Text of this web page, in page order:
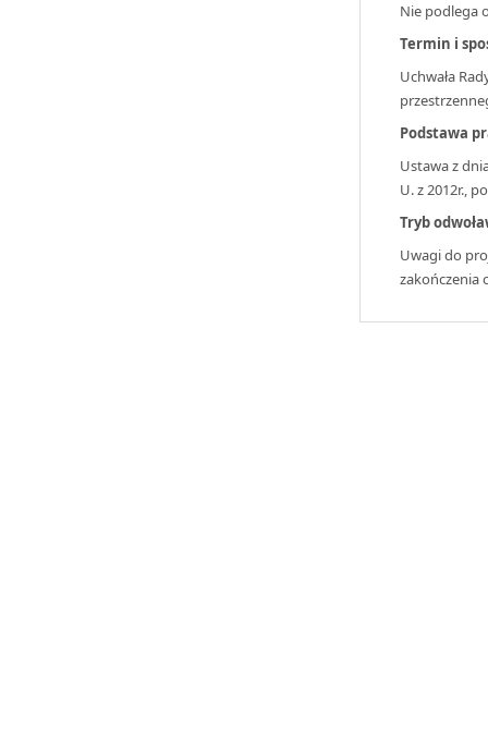
Nie podlega
Termin i
Uchwała
Podstawa
Ustawa z
U. z 2012r.,
Tryb
Uwagi do
zakończenia